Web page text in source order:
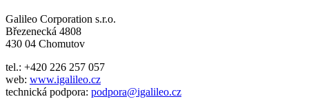
Galileo Corporation s.r.o.
Březenecká 4808
430 04 Chomutov
tel.: +420 226 257 057
web: www.igalileo.cz
technická podpora: podpora@igalileo.cz